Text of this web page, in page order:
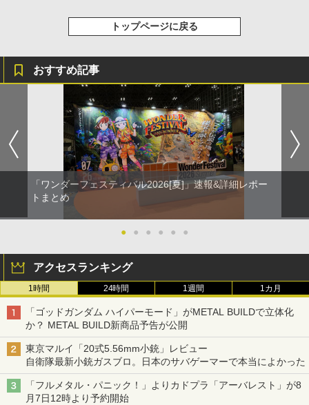
トップページに戻る
おすすめ記事
「ワンダーフェスティバル2026[夏]」速報&詳細レポー
トまとめ
● ● ● ● ● ●
アクセスランキング
1時間 24時間 1週間 1カ月
「ゴッドガンダム ハイパーモード」がMETAL BUILDで立体化
か？ METAL BUILD新商品予告が公開
東京マルイ「20式5.56mm小銃」レビュー
自衛隊最新小銃ガスブロ。日本のサバゲーマーで本当によかった
「フルメタル・パニック！」よりカドプラ「アーバレスト」が8
月7日12時より予約開始